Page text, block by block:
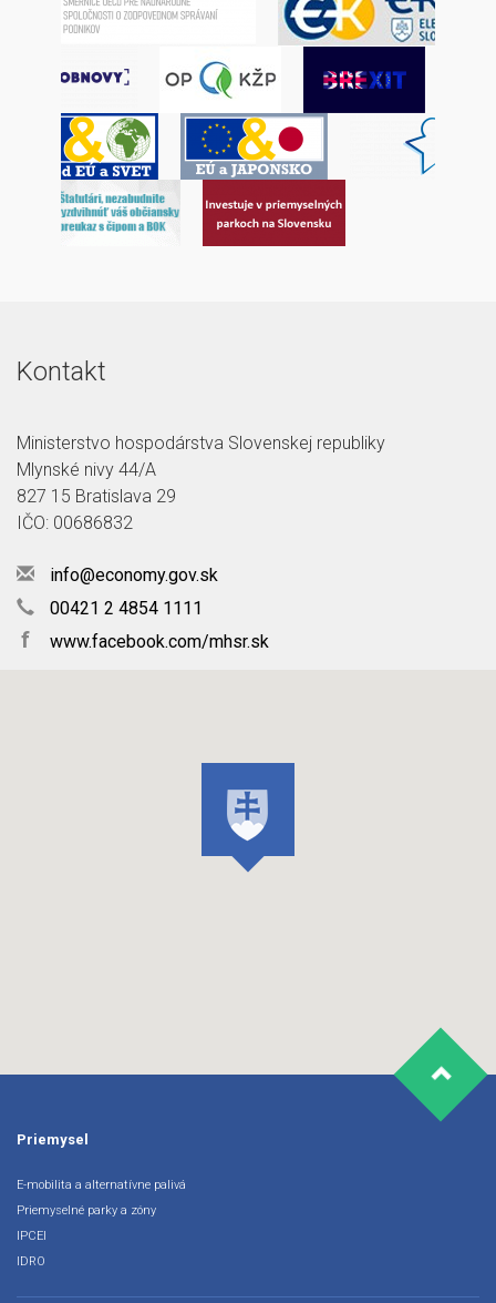
Kontakt
Ministerstvo hospodárstva Slovenskej republiky
Mlynské nivy 44/A
827 15 Bratislava 29
IČO: 00686832
info@economy.gov.sk
00421 2 4854 1111
f www.facebook.com/mhsr.sk
Priemysel
E-mobilita a alternatívne palivá
Priemyselné parky a zóny
IPCEI
IDRO